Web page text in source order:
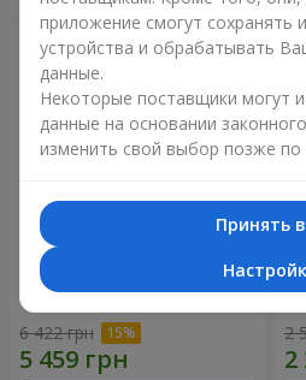
51 белая хризантема
6 422 грн
2
приложение смогут
устройства и обрабатывать
данные.
Некоторые поставщики могут
данные на основании
изменить свой выбор позже по
Принять